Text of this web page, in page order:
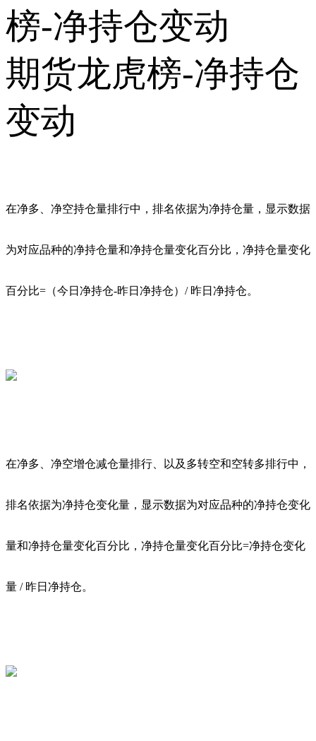
榜-净持仓变动
期货龙虎榜-净持仓
变动
在净多、净空持仓量排行中，排名依据为净持仓量，显示数据
为对应品种的净持仓量和净持仓量变化百分比，净持仓量变化
百分比=（今日净持仓-昨日净持仓）/ 昨日净持仓。
在净多、净空增仓减仓量排行、以及多转空和空转多排行中，
排名依据为净持仓变化量，显示数据为对应品种的净持仓变化
量和净持仓量变化百分比，净持仓量变化百分比=净持仓变化
量 / 昨日净持仓。